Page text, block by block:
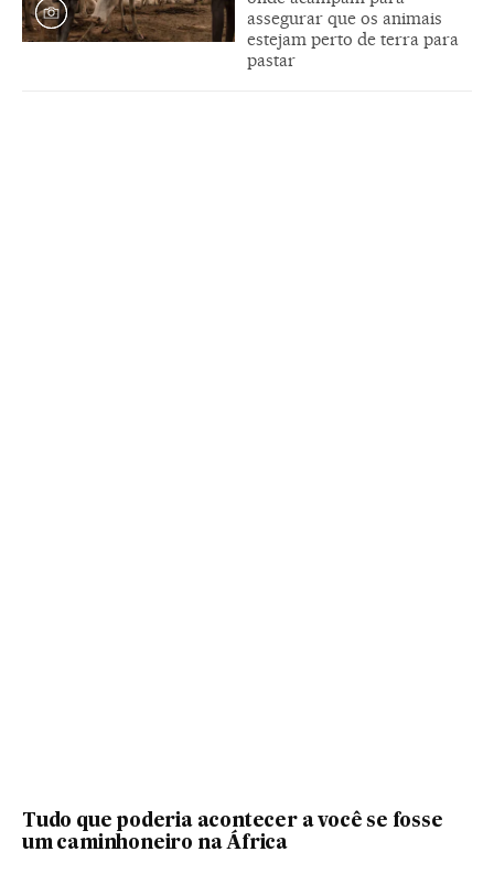
assegurar que os animais
estejam perto de terra para
pastar
Tudo que poderia acontecer a você se fosse
um caminhoneiro na África